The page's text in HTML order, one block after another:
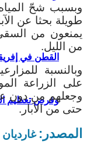
القطن في
وفرص تعظيم
وبسبب شحّ
طويلة بحثا عن
يمنعون من
من الليل.
وبالنسبة
على الزراعة
وجعلهم من دون
حتى من الآبار.
المصدر: غارديان